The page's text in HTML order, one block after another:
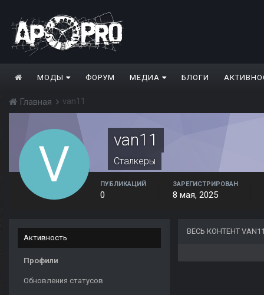
МОДЫ ФОРУМ МЕДИА БЛОГИ
Главная van11
van11
Сталкеры
ПУБЛИКАЦИЙ
0
ЗАРЕГИСТРИРОВАН
8 мая, 2025
Активность
Профили
Обновления статусов
ВЕСЬ КОНТЕНТ